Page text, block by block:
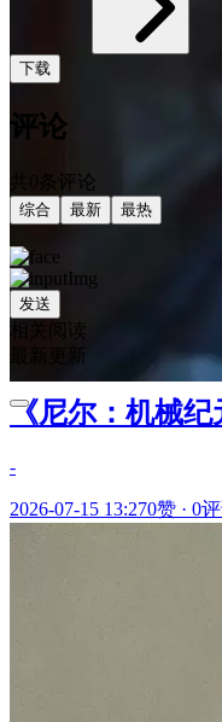
下载
评论
共0条评论
综合 最新 最热
发送
相关阅读
最新更新
《尼尔：机械
-
2026-07-15 13:270赞 · 0